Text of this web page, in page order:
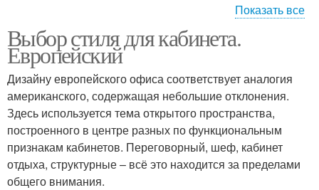
Мебели для кабинета
Показать все
Выбор стиля для кабинета.
Европейский
Дизайну европейского офиса соответствует аналогия
американского, содержащая небольшие отклонения.
Здесь используется тема открытого пространства,
построенного в центре разных по функциональным
признакам кабинетов. Переговорный, шеф, кабинет
отдыха, структурные – всё это находится за пределами
общего внимания.